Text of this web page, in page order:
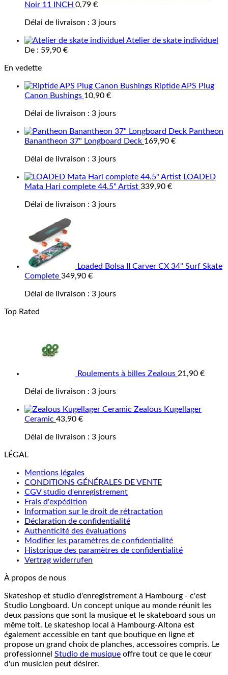
Noir 11 INCH 0,79 €
Délai de livraison : 3 jours
Atelier de skate individuel
De : 59,90 €
En vedette
Riptide APS Plug
Canon Bushings 10,90 €
Délai de livraison : 3 jours
Pantheon
Banantheon 37" Longboard Deck 169,90 €
Délai de livraison : 3 jours
LOADED
Mata Hari complete 44.5" Artist 339,90 €
Délai de livraison : 3 jours
Loaded Bolsa II Carver CX 34" Surf Skate
Complete 349,90 €
Délai de livraison : 3 jours
Top Rated
Roulements à billes Zealous 21,90 €
Délai de livraison : 3 jours
Zealous Kugellager
Ceramic 43,90 €
Délai de livraison : 3 jours
LÉGAL
Mentions légales
CONDITIONS GÉNÉRALES DE VENTE
CGV studio d'enregistrement
Frais d'expédition
Information sur le droit de rétractation
Déclaration de confidentialité
Authenticité des évaluations
Modifier les paramètres de confidentialité
Historique des paramètres de confidentialité
Vertrag widerrufen
À propos de nous
Skateshop et studio d'enregistrement à Hambourg - c'est
Studio Longboard. Un concept unique au monde réunit les
deux passions que sont la musique et le skateboard sous un
même toit. Le skateshop local à Hambourg-Altona est
également accessible en tant que boutique en ligne et
propose un grand choix de planches, accessoires compris. Le
professionnel Studio de musique offre tout ce que le cœur
d'un musicien peut désirer.